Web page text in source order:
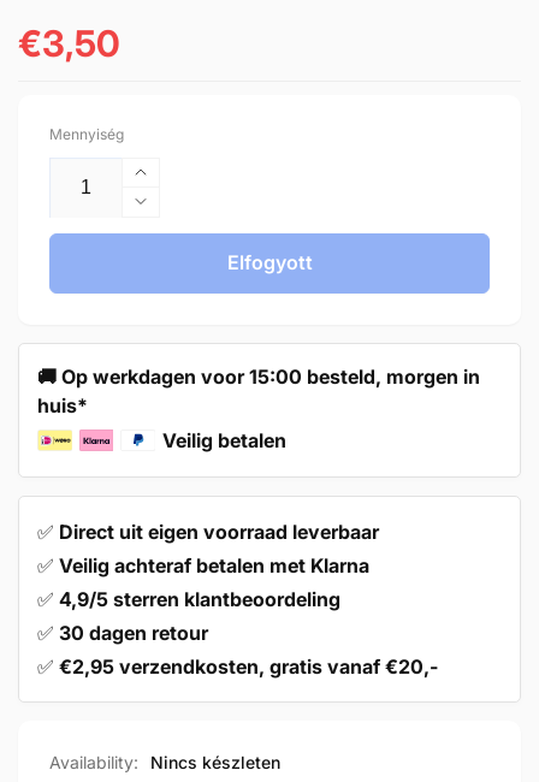
Normál
€3,50
Mennyiség
Handle
128mm
Aluminum
Handle
128mm
Aluminum
White
Twig
mennyiségének
csökkentése
Elfogyott
🚚 Op werkdagen voor 15:00 besteld, morgen in
huis*
Veilig betalen
✅ Direct uit eigen voorraad leverbaar
✅ Veilig achteraf betalen met Klarna
✅ 4,9/5 sterren klantbeoordeling
✅ 30 dagen retour
✅ €2,95 verzendkosten, gratis vanaf €20,-
Availability:
Nincs készleten